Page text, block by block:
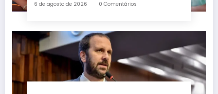
6 de agosto de 2026 0 Comentários